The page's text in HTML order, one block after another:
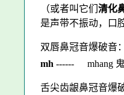
（或者叫它们 清化
是声带不振动，口
双唇鼻冠音爆破音：
mh ------ mhang
舌尖齿龈鼻冠音爆